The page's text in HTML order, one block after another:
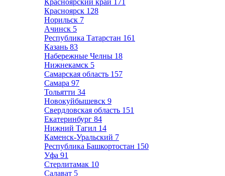
Красноярский край 171
Красноярск 128
Норильск 7
Ачинск 5
Республика Татарстан 161
Казань 83
Набережные Челны 18
Нижнекамск 5
Самарская область 157
Самара 97
Тольятти 34
Новокуйбышевск 9
Свердловская область 151
Екатеринбург 84
Нижний Тагил 14
Каменск-Уральский 7
Республика Башкортостан 150
Уфа 91
Стерлитамак 10
Салават 5